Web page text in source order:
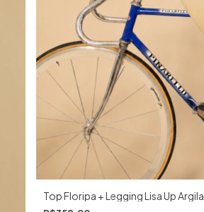
Top Floripa + Legging Lisa Up Argila